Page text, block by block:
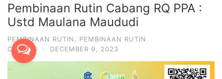
Pembinaan Rutin Cabang RQ PPA :
Ustd Maulana Maududi
PEMBINAAN RUTIN, PEMBINAAN RUTIN
CABANG
· DECEMBER 9, 2023